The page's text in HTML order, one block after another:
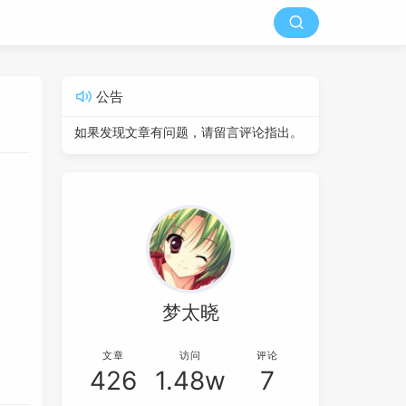
公告
如果发现文章有问题，请留言评论指出。
梦太晓
文章
426
访问
1.48w
评论
7